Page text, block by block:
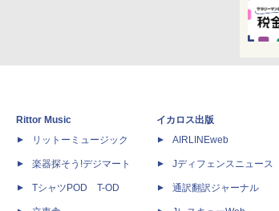
Rittor Music
リットーミュージック
楽器探そう!デジマート
TシャツPOD T-OD
イカロス出版
AIRLINEweb
Jディフェンスニュース
通訳翻訳ジャーナル